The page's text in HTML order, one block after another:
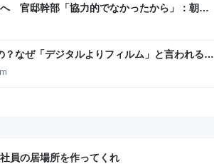
官邸幹部「協力的でなかったから」：朝日
？なぜ「デジタルよりフィルム」と言われるの
員の居場所を作ってくれ